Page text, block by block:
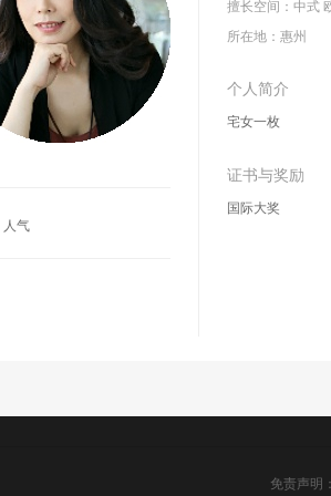
人气
擅长空间： 中式
所在地： 惠州
个人简介
宅女一枚
证书与奖励
国际大奖
免责声明